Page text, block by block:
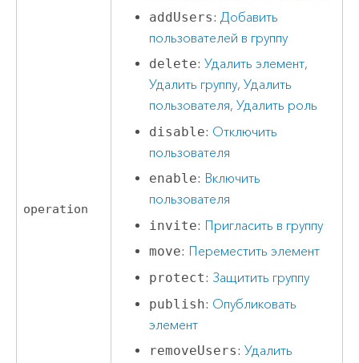
operation
addUsers:Добавить
пользователей в группу
delete:Удалить элемент,
Удалить группу,Удалить
пользователя,Удалить роль
disable: Отключить
пользователя
enable: Включить
пользователя
invite: Пригласить в группу
move: Переместить элемент
protect: Защитить группу
publish: Опубликовать
элемент
removeUsers:Удалить